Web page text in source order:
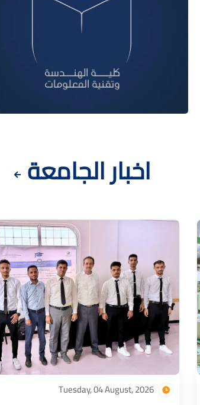
اخبار الجامعة
Tuesday, 04 August, 2026